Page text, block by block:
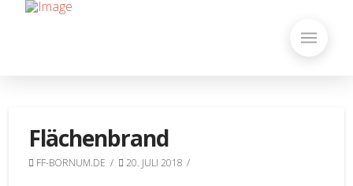
Flächenbrand
FF-BORNUM.DE 20. JULI 2018